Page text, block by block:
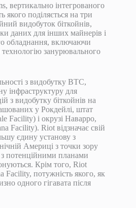
вертикально інтегрованого
якого поділяється на три
видобуток біткойнів,
даних для інших майнерів і
обладнання, включаючи
занурювального
з видобутку BTC,
інфраструктуру для
з видобутку біткойнів на
у Рокдейлі, штат
Facility) і окрузі Наварро,
Facility). Riot відзначає свій
єдину установу з
Америці з точки зору
потенційними планами
Крім того, Riot
Facility, потужність якого, як
одного гігавата після